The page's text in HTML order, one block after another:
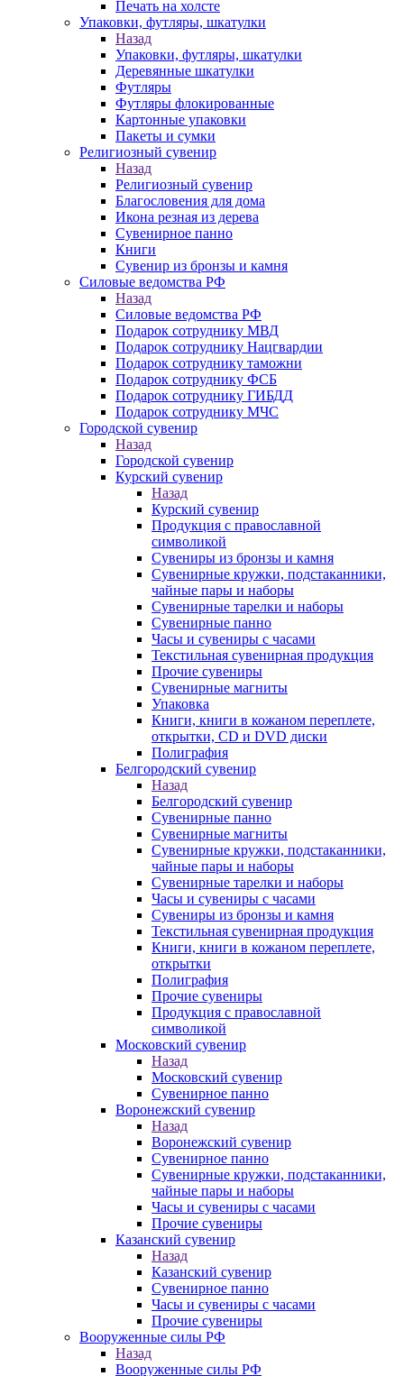
Печать на холсте
Упаковки, футляры, шкатулки
Назад
Упаковки, футляры, шкатулки
Деревянные шкатулки
Футляры
Футляры флокированные
Картонные упаковки
Пакеты и сумки
Религиозный сувенир
Назад
Религиозный сувенир
Благословения для дома
Икона резная из дерева
Сувенирное панно
Книги
Сувенир из бронзы и камня
Силовые ведомства РФ
Назад
Силовые ведомства РФ
Подарок сотруднику МВД
Подарок сотруднику Нацгвардии
Подарок сотруднику таможни
Подарок сотруднику ФСБ
Подарок сотруднику ГИБДД
Подарок сотруднику МЧС
Городской сувенир
Назад
Городской сувенир
Курский сувенир
Назад
Курский сувенир
Продукция с православной
символикой
Сувениры из бронзы и камня
Сувенирные кружки, подстаканники,
чайные пары и наборы
Сувенирные тарелки и наборы
Сувенирные панно
Часы и сувениры с часами
Текстильная сувенирная продукция
Прочие сувениры
Сувенирные магниты
Упаковка
Книги, книги в кожаном переплете,
открытки, CD и DVD диски
Полиграфия
Белгородский сувенир
Назад
Белгородский сувенир
Сувенирные панно
Сувенирные магниты
Сувенирные кружки, подстаканники,
чайные пары и наборы
Сувенирные тарелки и наборы
Часы и сувениры с часами
Сувениры из бронзы и камня
Текстильная сувенирная продукция
Книги, книги в кожаном переплете,
открытки
Полиграфия
Прочие сувениры
Продукция с православной
символикой
Московский сувенир
Назад
Московский сувенир
Сувенирное панно
Воронежский сувенир
Назад
Воронежский сувенир
Сувенирное панно
Сувенирные кружки, подстаканники,
чайные пары и наборы
Часы и сувениры с часами
Прочие сувениры
Казанский сувенир
Назад
Казанский сувенир
Сувенирное панно
Часы и сувениры с часами
Прочие сувениры
Вооруженные силы РФ
Назад
Вооруженные силы РФ